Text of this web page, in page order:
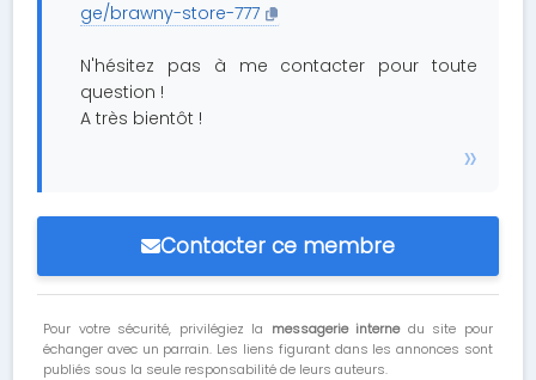
ge/brawny-store-777
N'hésitez pas à me contacter pour toute
question !
A très bientôt !
Contacter ce membre
Pour votre sécurité, privilégiez la messagerie internedu site pour
échanger avec un parrain. Les liens figurant dans les annonces sont
publiés sous la seule responsabilité de leurs auteurs.